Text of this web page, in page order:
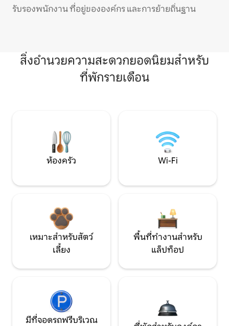
รับรองพนักงาน ที่อยู่ขององค์กร และการย้ายถิ่นฐาน
สิ่งอำนวยความสะดวกยอดนิยมสำหรับ
ที่พักรายเดือน
ห้องครัว Wi-Fi
เหมาะสำหรับสัตว์
เลี้ยง
พื้นที่ทำงานสำหรับ
แล็ปท็อป
มีที่จอดรถฟรีบริเวณ